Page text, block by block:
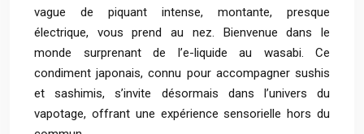
vague de piquant intense, montante, presque
électrique, vous prend au nez. Bienvenue dans le
monde surprenant de l’e-liquide au wasabi. Ce
condiment japonais, connu pour accompagner sushis
et sashimis, s’invite désormais dans l’univers du
vapotage, offrant une expérience sensorielle hors du